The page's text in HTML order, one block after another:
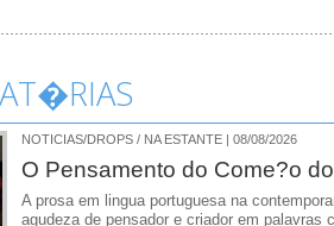
NOTICIAS/DROPS / NA ESTANTE | 08/08/2026
O Pensamento do Come?o
A prosa em lingua portuguesa na
agudeza de pensador e criador em palavras